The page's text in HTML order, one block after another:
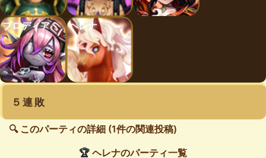
ブロディア ヘレナ
５連敗
🔍 このパーティの詳細 (1件の関連投稿)
🏆 ヘレナのパーティ一覧